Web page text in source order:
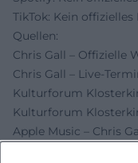
TikTok: Kein
Quellen:
Chris Gall – Offizielle
Chris Gall – Live-
Kulturforum
Kulturforum
Apple Music – Chris